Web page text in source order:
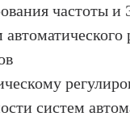
частоты
систем